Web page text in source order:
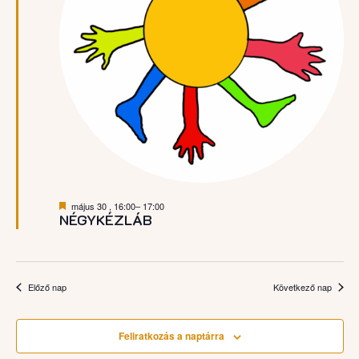
NÉGYKÉZLÁB
Kiemelt
május 30 , 16:00– 17:00
Előző nap Következő nap
Feliratkozás a naptárra